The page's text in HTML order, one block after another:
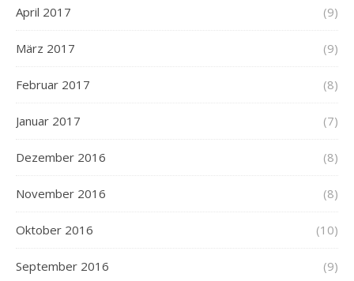
April 2017 (9)
März 2017 (9)
Februar 2017 (8)
Januar 2017 (7)
Dezember 2016 (8)
November 2016 (8)
Oktober 2016 (10)
September 2016 (9)